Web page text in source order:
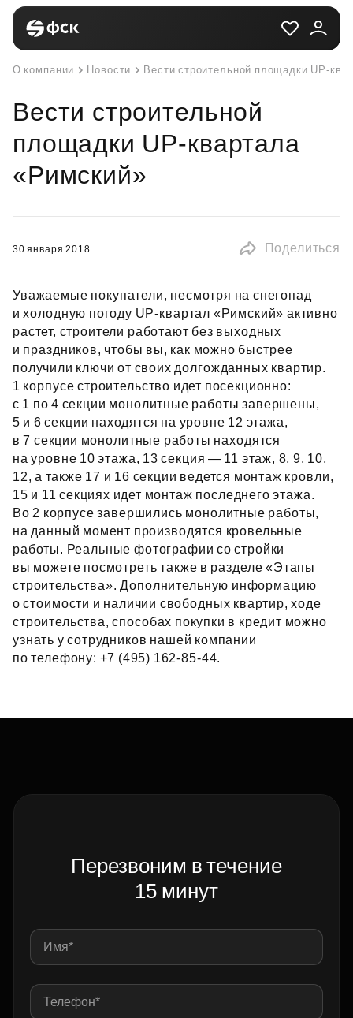
О компании Новости Вести строительной площадки UP-
Вести строительной
площадки UP-квартала
«Римский»
30 января 2018 Поделиться
Уважаемые покупатели, несмотря на снегопад
и холодную погоду UP‑квартал «Римский» активно
растет, строители работают без выходных
и праздников, чтобы вы, как можно быстрее
получили ключи от своих долгожданных квартир.
1 корпусе строительство идет посекционно:
с 1 по 4 секции монолитные работы завершены,
5 и 6 секции находятся на уровне 12 этажа,
в 7 секции монолитные работы находятся
на уровне 10 этажа, 13 секция — 11 этаж, 8, 9, 10,
12, а также 17 и 16 секции ведется монтаж кровли,
15 и 11 секциях идет монтаж последнего этажа.
Во 2 корпусе завершились монолитные работы,
на данный момент производятся кровельные
работы. Реальные фотографии со стройки
вы можете посмотреть также в разделе «Этапы
строительства». Дополнительную информацию
о стоимости и наличии свободных квартир, ходе
строительства, способах покупки в кредит можно
узнать у сотрудников нашей компании
по телефону: +7 (495) 162‑85‑44.
Перезвоним в течение
15 минут